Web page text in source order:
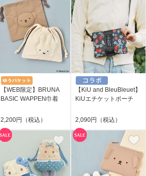
【WEB限定】BRUNA
BASIC WAPPEN巾着
2,200円（税込）
【KiU and BleuBleuet】
KiUエチケットポーチ
2,090円（税込）